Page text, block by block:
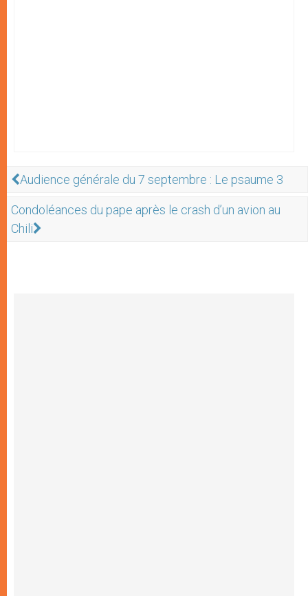
Audience générale du 7 septembre : Le psaume 3
Condoléances du pape après le crash d’un avion au
Chili